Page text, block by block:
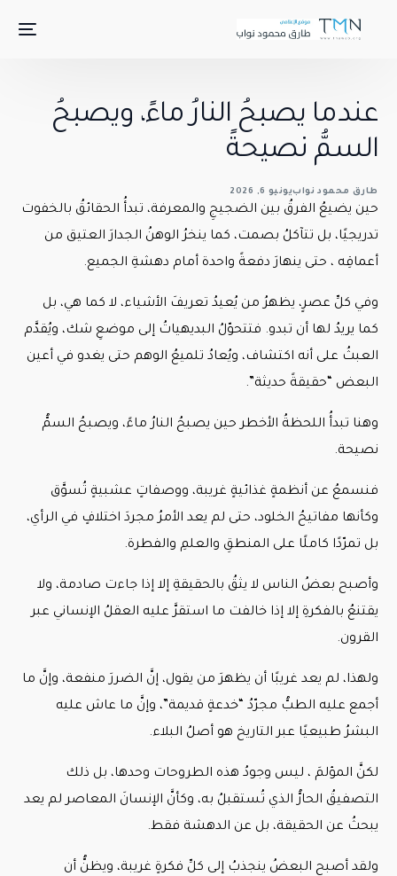
عندما يصبحُ النارُ ماءً، ويصبحُ
السمُّ نصيحةً
طارق محمود نوابيونيو 6, 2026
حين يضيعُ الفرقُ بين الضجيجِ والمعرفة، تبدأُ الحقائقُ بالخفوت
تدريجيًا، بل تتآكلُ بصمت، كما ينخرُ الوهنُ الجدارَ العتيق من
أعماقِه ، حتى ينهارَ دفعةً واحدة أمام دهشةِ الجميع.
وفي كلِّ عصرٍ، يظهرُ من يُعيدُ تعريفَ الأشياء، لا كما هي، بل
كما يريدُ لها أن تبدو. فتتحوّلُ البديهياتُ إلى موضعِ شك، ويُقدَّم
العبثُ على أنه اكتشاف، ويُعادُ تلميعُ الوهم حتى يغدو في أعين
البعض “حقيقةً حديثة”.
وهنا تبدأُ اللحظةُ الأخطر حين يصبحُ النارُ ماءً، ويصبحُ السمُّ
نصيحة.
فنسمعُ عن أنظمةٍ غذائيةٍ غريبة، ووصفاتٍ عشبيةٍ تُسوَّق
وكأنها مفاتيحُ الخلود، حتى لم يعد الأمرُ مجردَ اختلافٍ في الرأي،
بل تمرّدًا كاملًا على المنطقِ والعلمِ والفطرة.
وأصبح بعضُ الناس لا يثقُ بالحقيقةِ إلا إذا جاءت صادمة، ولا
يقتنعُ بالفكرةِ إلا إذا خالفت ما استقرَّ عليه العقلُ الإنساني عبر
القرون.
ولهذا، لم يعد غريبًا أن يظهرَ من يقول، إنَّ الضررَ منفعة، وإنَّ ما
أجمع عليه الطبُّ مجرّدُ “خدعةٍ قديمة”، وإنَّ ما عاش عليه
البشرُ طبيعيًا عبر التاريخ هو أصلُ البلاء.
لكنَّ المؤلمَ ، ليس وجودُ هذه الطروحات وحدها، بل ذلك
التصفيقُ الحارُّ الذي تُستقبلُ به، وكأنَّ الإنسانَ المعاصر لم يعد
يبحثُ عن الحقيقة، بل عن الدهشة فقط.
ولقد أصبح البعضُ ينجذبُ إلى كلِّ فكرةٍ غريبة، ويظنُّ أن